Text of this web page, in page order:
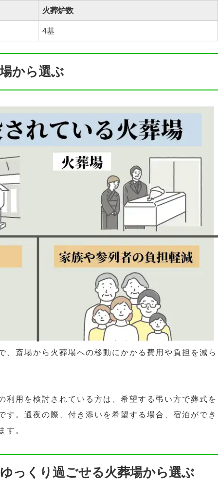
火葬炉数
4基
から選ぶ
、斎場から火葬場への移動にかかる費用や負担を減ら
利用を検討されている方は、希望する弔い方で葬式を
す。通夜の際、付き添いを希望する場合、宿泊ができ
す。
っくり過ごせる火葬場から選ぶ